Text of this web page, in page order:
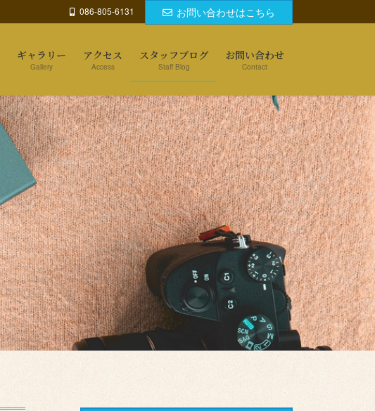
086-805-6131 お問い合わせはこちら
ギャラリー
Gallery
アクセス
Access
スタッフブログ
Staff Blog
お問い合わせ
Contact